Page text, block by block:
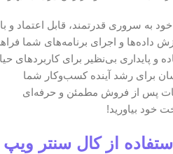
داده‌ها و اجرای برنامه‌های شما
و پایداری بی‌نظیر برای کاربردهای
برای رشد آینده کسب‌وکار شما
پس از فروش مطمئن و حرفه‌ای
خود بیاورید!
از کال سنتر